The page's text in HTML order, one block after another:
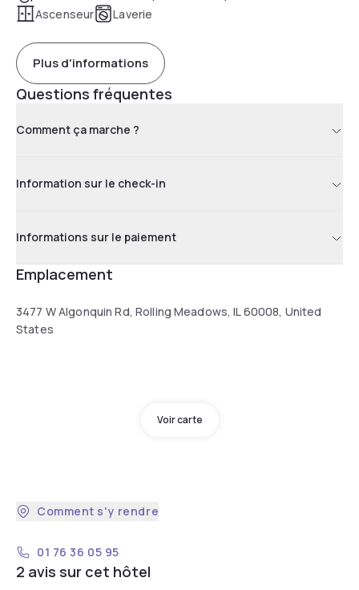
Ascenseur
Laverie
Plus d'informations
Questions fréquentes
Comment ça marche ?
Information sur le check-in
Informations sur le paiement
Emplacement
3477 W Algonquin Rd, Rolling Meadows, IL 60008, United
States
Voir carte
Comment s'y rendre
01 76 36 05 95
2 avis sur cet hôtel